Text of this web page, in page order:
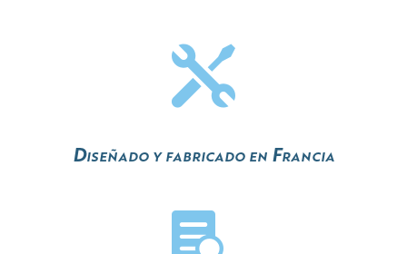

Diseñado y fabricado en Francia